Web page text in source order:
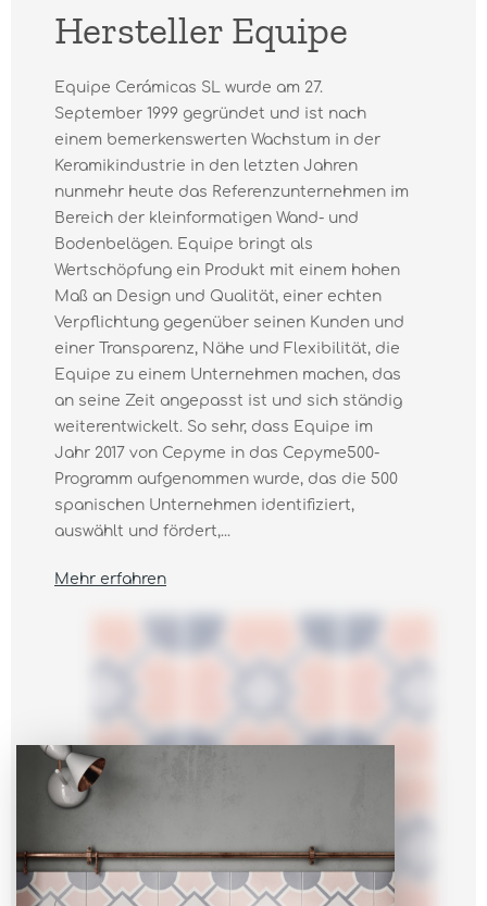
Hersteller Equipe
Equipe Cerámicas SL wurde am 27.
September 1999 gegründet und ist nach
einem bemerkenswerten Wachstum in der
Keramikindustrie in den letzten Jahren
nunmehr heute das Referenzunternehmen im
Bereich der kleinformatigen Wand- und
Bodenbelägen. Equipe bringt als
Wertschöpfung ein Produkt mit einem hohen
Maß an Design und Qualität, einer echten
Verpflichtung gegenüber seinen Kunden und
einer Transparenz, Nähe und Flexibilität, die
Equipe zu einem Unternehmen machen, das
an seine Zeit angepasst ist und sich ständig
weiterentwickelt. So sehr, dass Equipe im
Jahr 2017 von Cepyme in das Cepyme500-
Programm aufgenommen wurde, das die 500
spanischen Unternehmen identifiziert,
auswählt und fördert,...
Mehr erfahren